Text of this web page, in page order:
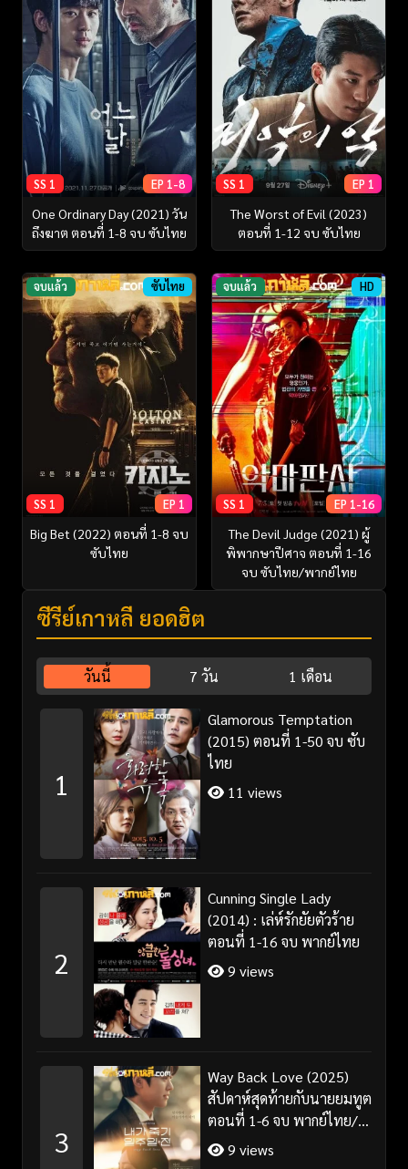
SS 1 EP 1-8
One Ordinary Day (2021) วัน
ถึงฆาต ตอนที่ 1-8 จบ ซับไทย
SS 1 EP 1
The Worst of Evil (2023)
ตอนที่ 1-12 จบ ซับไทย
จบแล้ว ซับไทย
SS 1 EP 1
Big Bet (2022) ตอนที่ 1-8 จบ
ซับไทย
จบแล้ว HD
SS 1 EP 1-16
The Devil Judge (2021) ผู้
พิพากษาปีศาจ ตอนที่ 1-16
จบ ซับไทย/พากย์ไทย
ซีรี่ย์เกาหลี ยอดฮิต
วันนี้ 7 วัน 1 เดือน
1
Glamorous Temptation
(2015) ตอนที่ 1-50 จบ ซับ
ไทย
11 views
2
Cunning Single Lady
(2014) : เล่ห์รักยัยตัวร้าย
ตอนที่ 1-16 จบ พากย์ไทย
9 views
3
Way Back Love (2025)
สัปดาห์สุดท้ายกับนายยมทูต
ตอนที่ 1-6 จบ พากย์ไทย/
ซับไทย
9 views